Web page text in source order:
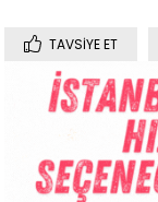
TAVSIYE ET